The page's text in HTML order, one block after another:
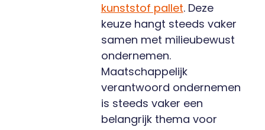
kunststof pallet. Deze
keuze hangt steeds vaker
samen met milieubewust
ondernemen.
Maatschappelijk
verantwoord ondernemen
is steeds vaker een
belangrijk thema voor